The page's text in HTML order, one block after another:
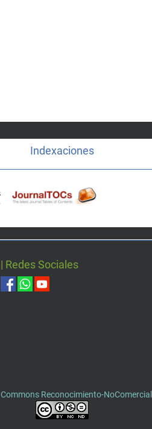
Indexaciones
| Redes Sociales
Commons Reconocimiento-